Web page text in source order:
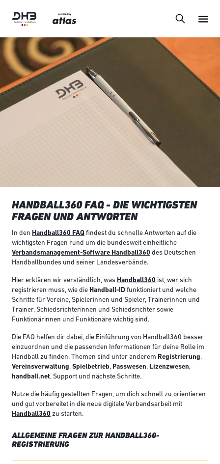
HANDBALL360 FAQ - DIE WICHTIGSTEN
FRAGEN UND ANTWORTEN
In den Handball360 FAQ findest du schnelle Antworten auf die
wichtigsten Fragen rund um die bundesweit einheitliche
Verbandsmanagement-Software Handball360 des Deutschen
Handballbundes und seiner Landesverbände.
Hier erklären wir verständlich, was Handball360 ist, wer sich
registrieren muss, wie die Handball-ID funktioniert und welche
Schritte für Vereine, Spielerinnen und Spieler, Trainerinnen und
Trainer, Schiedsrichterinnen und Schiedsrichter sowie
Funktionärinnen und Funktionäre wichtig sind.
Die FAQ helfen dir dabei, die Einführung von Handball360 besser
einzuordnen und die passenden Informationen für deine Rolle im
Handball zu finden. Themen sind unter anderem Registrierung,
Vereinsverwaltung, Spielbetrieb, Passwesen, Lizenzwesen,
handball.net, Support und nächste Schritte.
Nutze die häufig gestellten Fragen, um dich schnell zu orientieren
und gut vorbereitet in die neue digitale Verbandsarbeit mit
Handball360 zu starten.
ALLGEMEINE FRAGEN ZUR HANDBALL360-
REGISTRIERUNG